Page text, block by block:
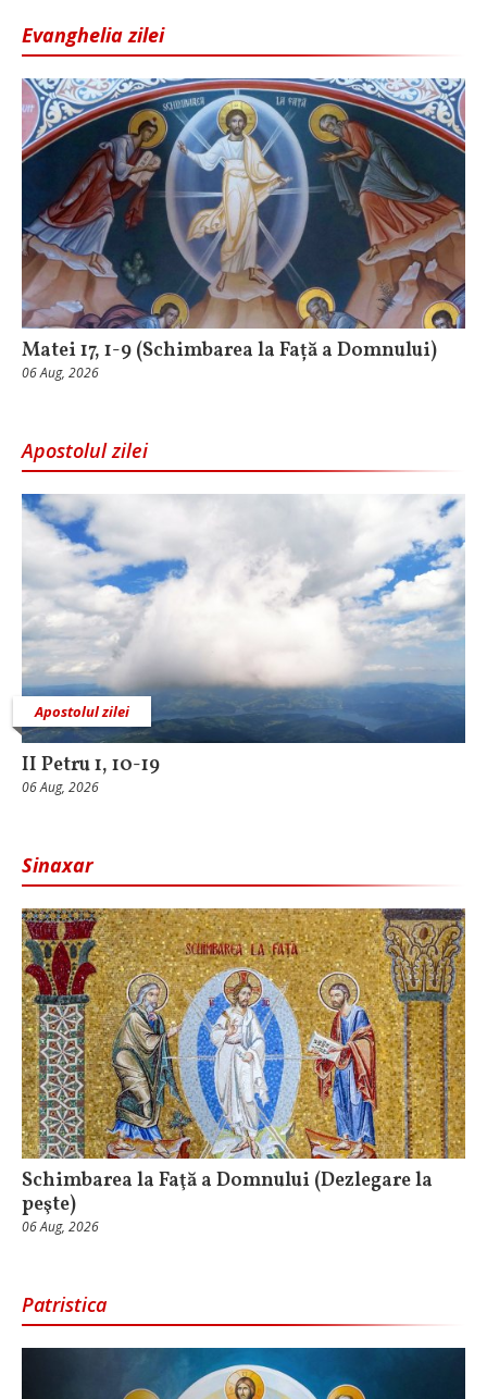
Evanghelia zilei
Matei 17, 1-9 (Schimbarea la Față a Domnului)
06 Aug, 2026
Apostolul zilei
Apostolul zilei
II Petru 1, 10-19
06 Aug, 2026
Sinaxar
Schimbarea la Faţă a Domnului (Dezlegare la
peşte)
06 Aug, 2026
Patristica